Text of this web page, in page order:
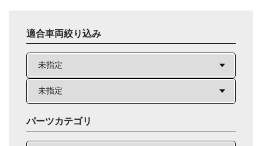
適合車両絞り込み
パーツカテゴリ